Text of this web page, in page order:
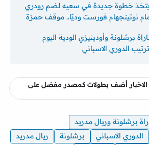
خطوة جديدة في سعيه لضم رودري
نوتينجهام فورست وديًا.. موقف حمزة
برشلونة وأودينيزي الودية اليوم
الدوري الاسباني
الاخبار أضف بطولات كمصدر مفضل على
برشلونة وريال مدريد
الدوري الاسباني برشلونة
ريال مدريد